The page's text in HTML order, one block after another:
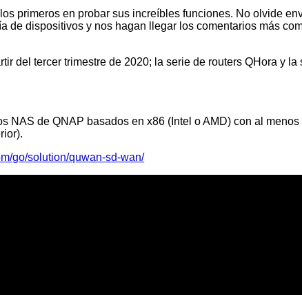
primeros en probar sus increíbles funciones. No olvide
de dispositivos y nos hagan llegar los comentarios más
del tercer trimestre de 2020; la serie de routers QHora y
NAS de QNAP basados en x86 (Intel o AMD) con al
go/solution/quwan-sd-wan/